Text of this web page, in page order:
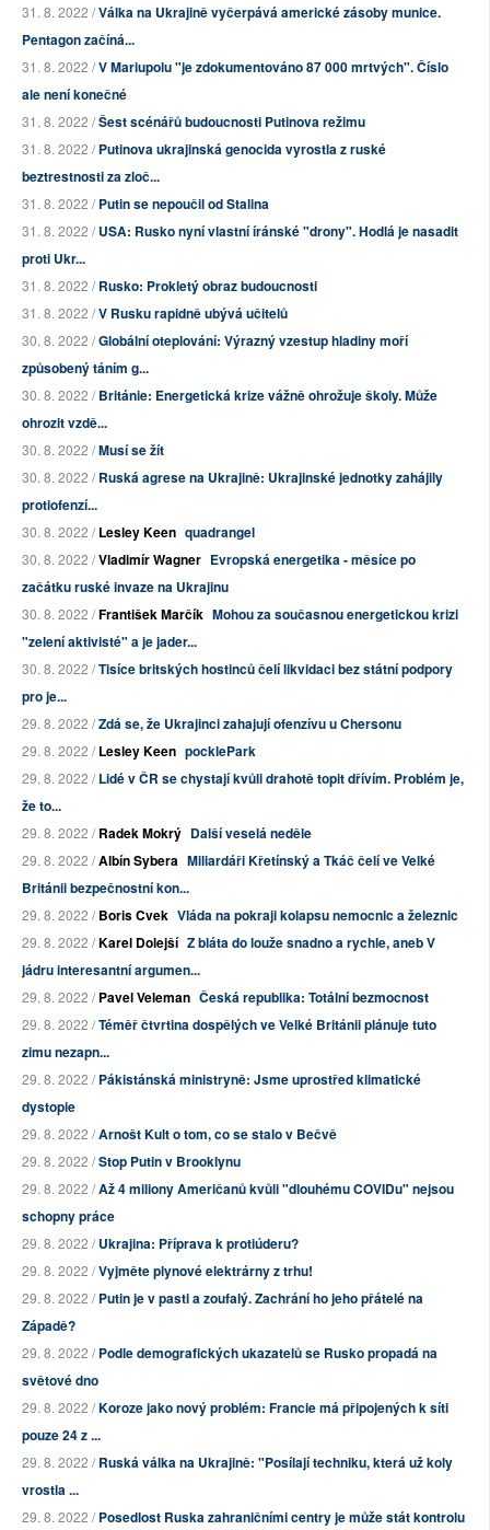
31. 8. 2022 /Válka na Ukrajině vyčerpává americké zásoby munice.
Pentagon začíná...
31. 8. 2022 /V Mariupolu "je zdokumentováno 87 000 mrtvých". Číslo
ale není konečné
31. 8. 2022 /Šest scénářů budoucnosti Putinova režimu
31. 8. 2022 /Putinova ukrajinská genocida vyrostla z ruské
beztrestnosti za zloč...
31. 8. 2022 /Putin se nepoučil od Stalina
31. 8. 2022 /USA: Rusko nyní vlastní íránské "drony". Hodlá je nasadit
proti Ukr...
31. 8. 2022 /Rusko: Prokletý obraz budoucnosti
31. 8. 2022 /V Rusku rapidně ubývá učitelů
30. 8. 2022 /Globální oteplování: Výrazný vzestup hladiny moří
způsobený táním g...
30. 8. 2022 /Británie: Energetická krize vážně ohrožuje školy. Může
ohrozit vzdě...
30. 8. 2022 /Musí se žít
30. 8. 2022 /Ruská agrese na Ukrajině: Ukrajinské jednotky zahájily
protiofenzí...
30. 8. 2022 /Lesley Keen quadrangel
30. 8. 2022 /Vladimír Wagner Evropská energetika - měsíce po
začátku ruské invaze na Ukrajinu
30. 8. 2022 /František Marčík Mohou za současnou energetickou krizi
"zelení aktivisté" a je jader...
30. 8. 2022 /Tisíce britských hostinců čelí likvidaci bez státní podpory
pro je...
29. 8. 2022 /Zdá se, že Ukrajinci zahajují ofenzívu u Chersonu
29. 8. 2022 /Lesley Keen pocklePark
29. 8. 2022 /Lidé v ČR se chystají kvůli drahotě topit dřívím. Problém je,
že to...
29. 8. 2022 /Radek Mokrý Další veselá neděle
29. 8. 2022 /Albín Sybera Miliardáři Křetínský a Tkáč čelí ve Velké
Británii bezpečnostní kon...
29. 8. 2022 /Boris Cvek Vláda na pokraji kolapsu nemocnic a železnic
29. 8. 2022 /Karel Dolejší Z bláta do louže snadno a rychle, aneb V
jádru interesantní argumen...
29. 8. 2022 /Pavel Veleman Česká republika: Totální bezmocnost
29. 8. 2022 /Téměř čtvrtina dospělých ve Velké Británii plánuje tuto
zimu nezapn...
29. 8. 2022 /Pákistánská ministryně: Jsme uprostřed klimatické
dystopie
29. 8. 2022 /Arnošt Kult o tom, co se stalo v Bečvě
29. 8. 2022 /Stop Putin v Brooklynu
29. 8. 2022 /Až 4 miliony Američanů kvůli "dlouhému COVIDu" nejsou
schopny práce
29. 8. 2022 /Ukrajina: Příprava k protiúderu?
29. 8. 2022 /Vyjměte plynové elektrárny z trhu!
29. 8. 2022 /Putin je v pasti a zoufalý. Zachrání ho jeho přátelé na
Západě?
29. 8. 2022 /Podle demografických ukazatelů se Rusko propadá na
světové dno
29. 8. 2022 /Koroze jako nový problém: Francie má připojených k síti
pouze 24 z ...
29. 8. 2022 /Ruská válka na Ukrajině: "Posílají techniku, která už koly
vrostla ...
29. 8. 2022 /Posedlost Ruska zahraničními centry je může stát kontrolu